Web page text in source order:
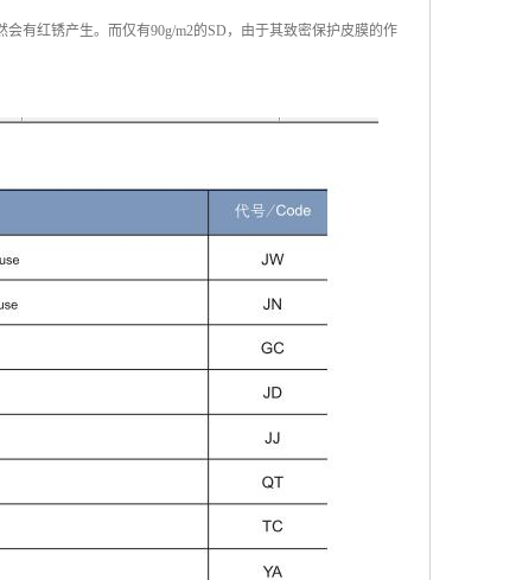
有红锈产生。而仅有90g/m2的SD，由于其致密保护皮膜的作